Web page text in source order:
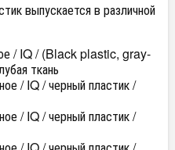
выпускается в различной
/ IQ / (Black plastic, gray-
ткань
/ IQ / черный пластик /
/ IQ / черный пластик /